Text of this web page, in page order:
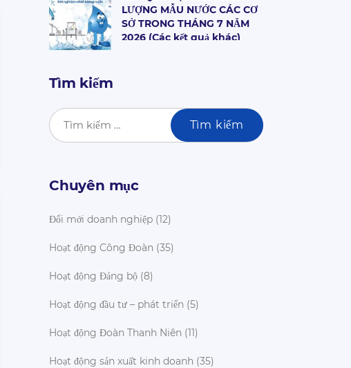
LƯỢNG MẪU NƯỚC CÁC CƠ
SỞ TRONG THÁNG 7 NĂM
2026 (Các kết quả khác)
Tìm kiếm
Chuyên mục
Đổi mới doanh nghiệp (12)
Hoạt động Công Đoàn (35)
Hoạt động Đảng bộ (8)
Hoạt động đầu tư – phát triển (5)
Hoạt động Đoàn Thanh Niên (11)
Hoạt động sản xuất kinh doanh (35)